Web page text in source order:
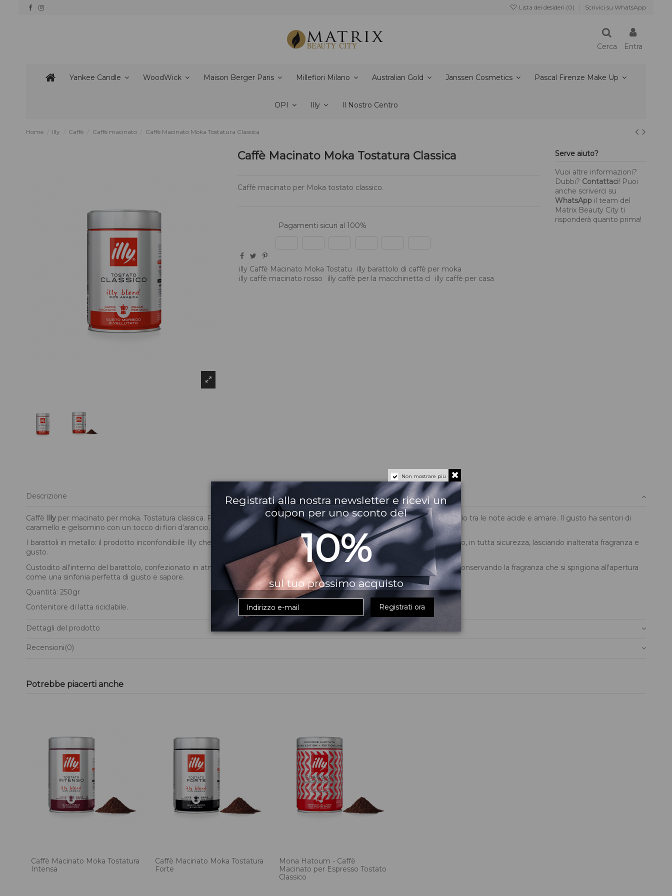
Lista dei desideri (0) Scrivici su WhatsApp
Cerca Entra
Yankee Candle WoodWick Maison Berger Paris Millefiori Milano Australian Gold Janssen Cosmetics Pascal Firenze Make Up
OPI Illy Il Nostro Centro
Home Illy Caffè Caffè macinato Caffè Macinato Moka Tostatura Classica
Caffè Macinato Moka Tostatura Classica
Caffè macinato per Moka tostato classico.
Pagamenti sicuri al 100%
illy Caffè Macinato Moka Tostatu
illy barattolo di caffè per moka
illy caffè macinato rosso
illy caffè per la macchinetta cl illy caffè per casa
Serve aiuto?
Vuoi altre informazioni?
Dubbi? Contattaci! Puoi
anche scriverci su
WhatsApp il team del
Matrix Beauty City ti
risponderà quanto prima!
Descrizione
Caffè Illy per macinato per moka. Tostatura classica. Per chi ama un caffè dal gusto morbido e vellutato con un giusto equilibrio tra le note acide e amare. Il gusto ha sentori di
caramello e gelsomino con un tocco di fiori d'arancio.
I barattoli in metallo: il prodotto inconfondibile Illy che ha permesso all'azienda italiana di esportare il suo caffè in tutto il mondo, in tutta sicurezza, lasciando inalterata fragranza e
gusto.
Custodito all'interno del barattolo, confezionato in atmosfera protetta, gli aromi del caffè si affinano e si esaltano nel tempo, conservando la fragranza che si sprigiona all'apertura
come una sinfonia perfetta di gusto e sapore.
Quantità: 250gr
Contenitore di latta riciclabile.
Dettagli del prodotto
Recensioni(0)
Potrebbe piacerti anche
Caffè Macinato Moka Tostatura
Intensa
Caffè Macinato Moka Tostatura
Forte
Mona Hatoum - Caffè
Macinato per Espresso Tostato
Classico
Non mostrare più
Registrati alla nostra newsletter e ricevi un
coupon per uno sconto del
10%
sul tuo prossimo acquisto
Registrati ora